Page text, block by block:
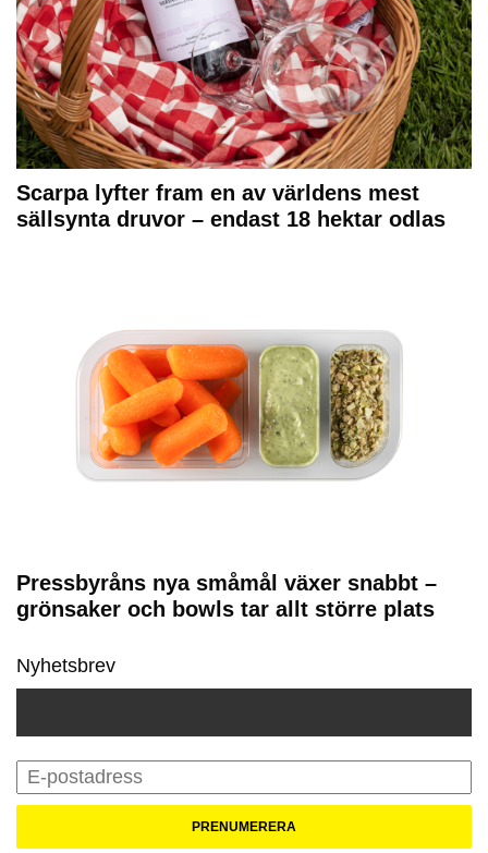
Scarpa lyfter fram en av världens mest
sällsynta druvor – endast 18 hektar odlas
Pressbyråns nya småmål växer snabbt –
grönsaker och bowls tar allt större plats
Nyhetsbrev